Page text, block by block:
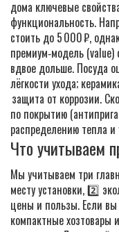
дома ключевые
функциональность.
стоить до 5 000 ₽,
премиум‑модель
вдвое дольше. Посуда
лёгкости ухода;
защита от коррозии.
по покрытию
распределению тепла
Что учитываем
Мы учитываем три
месту установки, 2️⃣
цены и пользы. Если вы
компактные хозтовары